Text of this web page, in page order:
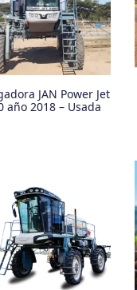
JAN Power Jet
año 2018 – Usada